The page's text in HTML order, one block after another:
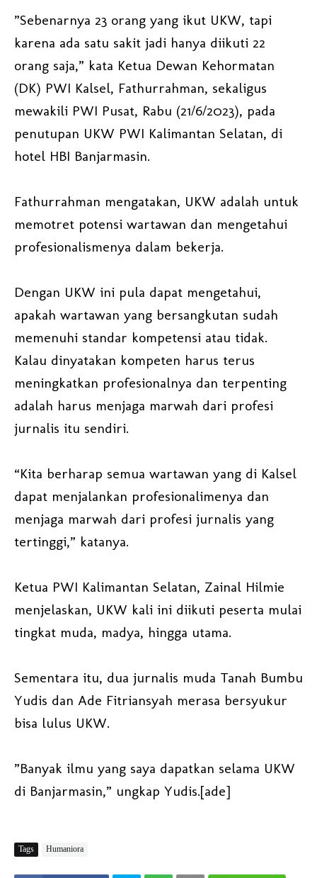
”Sebenarnya 23 orang yang ikut UKW, tapi
karena ada satu sakit jadi hanya diikuti 22
orang saja,” kata Ketua Dewan Kehormatan
(DK) PWI Kalsel, Fathurrahman, sekaligus
mewakili PWI Pusat, Rabu (21/6/2023), pada
penutupan UKW PWI Kalimantan Selatan, di
hotel HBI Banjarmasin.
Fathurrahman mengatakan, UKW adalah untuk
memotret potensi wartawan dan mengetahui
profesionalismenya dalam bekerja.
Dengan UKW ini pula dapat mengetahui,
apakah wartawan yang bersangkutan sudah
memenuhi standar kompetensi atau tidak.
Kalau dinyatakan kompeten harus terus
meningkatkan profesionalnya dan terpenting
adalah harus menjaga marwah dari profesi
jurnalis itu sendiri.
“Kita berharap semua wartawan yang di Kalsel
dapat menjalankan profesionalimenya dan
menjaga marwah dari profesi jurnalis yang
tertinggi,” katanya.
Ketua PWI Kalimantan Selatan, Zainal Hilmie
menjelaskan, UKW kali ini diikuti peserta mulai
tingkat muda, madya, hingga utama.
Sementara itu, dua jurnalis muda Tanah Bumbu
Yudis dan Ade Fitriansyah merasa bersyukur
bisa lulus UKW.
”Banyak ilmu yang saya dapatkan selama UKW
di Banjarmasin,” ungkap Yudis.[ade]
Tags Humaniora